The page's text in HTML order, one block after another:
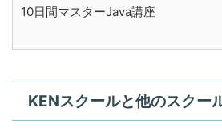
10日間マスターJava講座
KENスクールと他のスクー